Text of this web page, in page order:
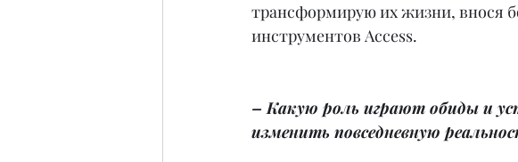
трансформирую их жизни, внося
инструментов Access.
– Какую роль играют обиды и
изменить повседневную